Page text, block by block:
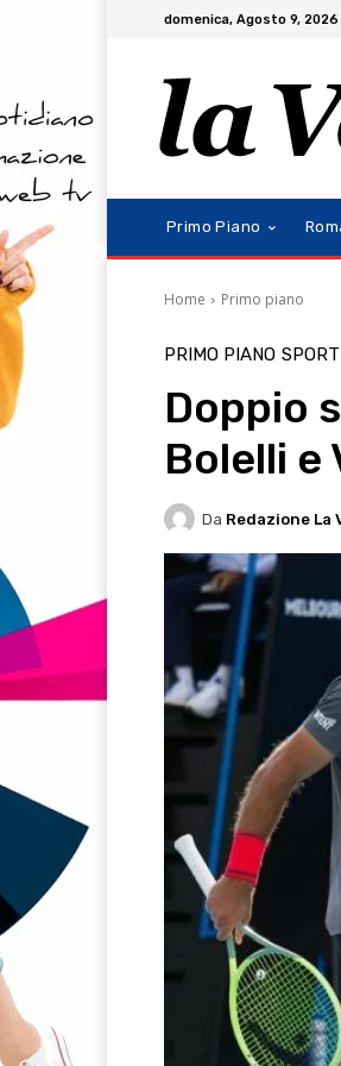
domenica, Agosto 9, 2026
Primo Piano
Home Primo piano
PRIMO PIANO SPORT
Doppio
Bolelli e
Da Redazione La